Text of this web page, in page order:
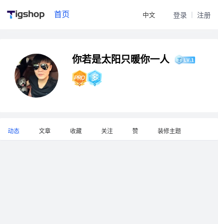
首页 中文 登录 注册
你若是太阳只暖你一人
动态 文章 收藏 关注 赞 装修主题